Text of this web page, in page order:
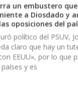
un embustero
a Diosdado y
oposiciones del
político del PSUV,
claro que hay un
EEUU», por lo que
y es